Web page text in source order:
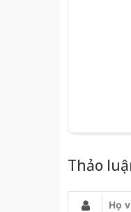
Thảo
Họ